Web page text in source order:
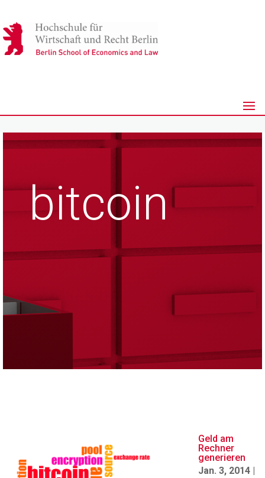
bitcoin
Geld am
Rechner
generieren
Jan. 3, 2014 |